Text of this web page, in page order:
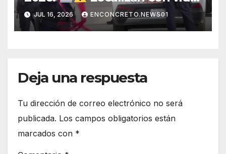
a joven que había sido
privado de la libertad en
Hermosillo.
JUL 16, 2026 ENCONCRETO.NEWS01
Deja una respuesta
Tu dirección de correo electrónico no será
publicada. Los campos obligatorios están
marcados con *